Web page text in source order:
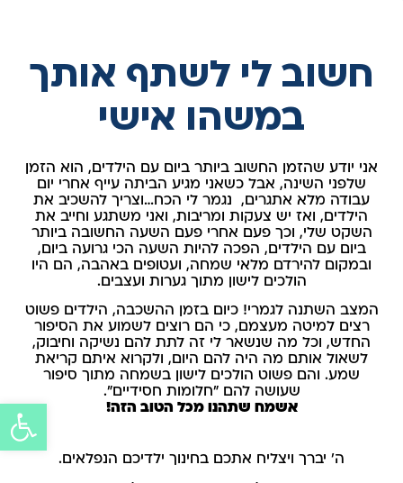
חשוב לי לשתף אותך
במשהו אישי
אני יודע שהזמן החשוב ביותר ביום עם הילדים, הוא הזמן
שלפני השינה, אבל כשאני מגיע הביתה עייף אחרי יום
עבודה מלא אתגרים, נגמר לי הכח…וצריך להשכיב את
הילדים, ואז יש צעקות ומריבות, ואני משתגע וחייב את
השקט שלי, וכך פעם אחרי פעם השעה החשובה ביותר
ביום עם הילדים, הפכה להיות השעה הכי גרועה ביום,
ובמקום להירדם מלאי שמחה, ועטופים באהבה, הם היו
הולכים לישון מתוך גערות ועצבים.
המצב השתנה לגמרי! כיום בזמן ההשכבה, הילדים פשוט
רצים למיטה מעצמם, כי הם רוצים לשמוע את הסיפור
החדש, וכל מה שנשאר לי זה לתת להם נשיקה וחיבוק,
לשאול אותם מה היה להם היום, ולקרוא איתם קריאת
שמע. והם פשוט הולכים לישון בשמחה מתוך סיפור
שעושה להם "חלומות חסידיים".
אשמח שתהנו מכל הטוב הזה!
ה' יברך ויצליח אתכם בחינוך ילדיכם הנפלאים.